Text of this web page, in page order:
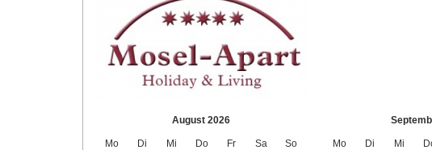
August 2026
Mo Di Mi Do Fr Sa So Mo Di Mi